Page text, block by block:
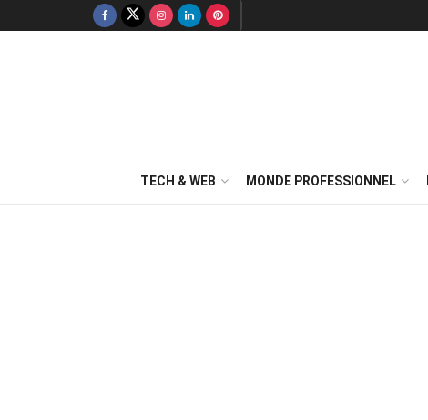
TECH & WEB MONDE PROFESSIONNEL